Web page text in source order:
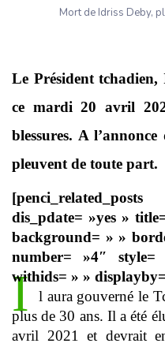
Mort de Idriss Deby,
Le Président tchadien,
ce mardi 20 avril
blessures. A
pleuvent de toute part.
dis_pdate= »yes »
background= » »
number= »4″
withids= » »
I l aura gouverné le
plus de 30 ans. Il a été
avril 2021 et devrait